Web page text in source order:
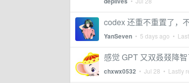
codex 还重不重置了，
YanSeven • 5 days ago •
感觉 GPT 又双叒叕降
chxwx0532 • Jul 28 • Lastly